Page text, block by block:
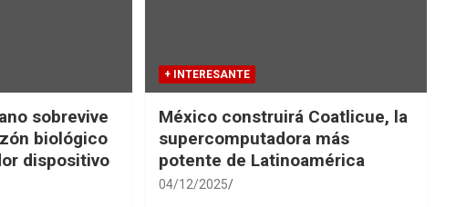
sobrevive
biológico
dispositivo
+ INTERESANTE
México construirá Coatlicue, la
supercomputadora más
potente de Latinoamérica
04/12/2025